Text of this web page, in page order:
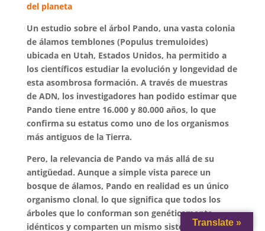
del planeta
Un estudio sobre el árbol Pando, una vasta colonia
de álamos temblones (Populus tremuloides)
ubicada en Utah, Estados Unidos, ha permitido a
los científicos estudiar la evolución y longevidad de
esta asombrosa formación. A través de muestras
de ADN, los investigadores han podido estimar que
Pando tiene entre 16.000 y 80.000 años, lo que
confirma su estatus como uno de los organismos
más antiguos de la Tierra.
Pero, la relevancia de Pando va más allá de su
antigüedad. Aunque a simple vista parece un
bosque de álamos, Pando en realidad es un único
organismo clonal, lo que significa que todos los
árboles que lo conforman son genéticamente
idénticos y comparten un mismo sistema de raíces.
Translate »